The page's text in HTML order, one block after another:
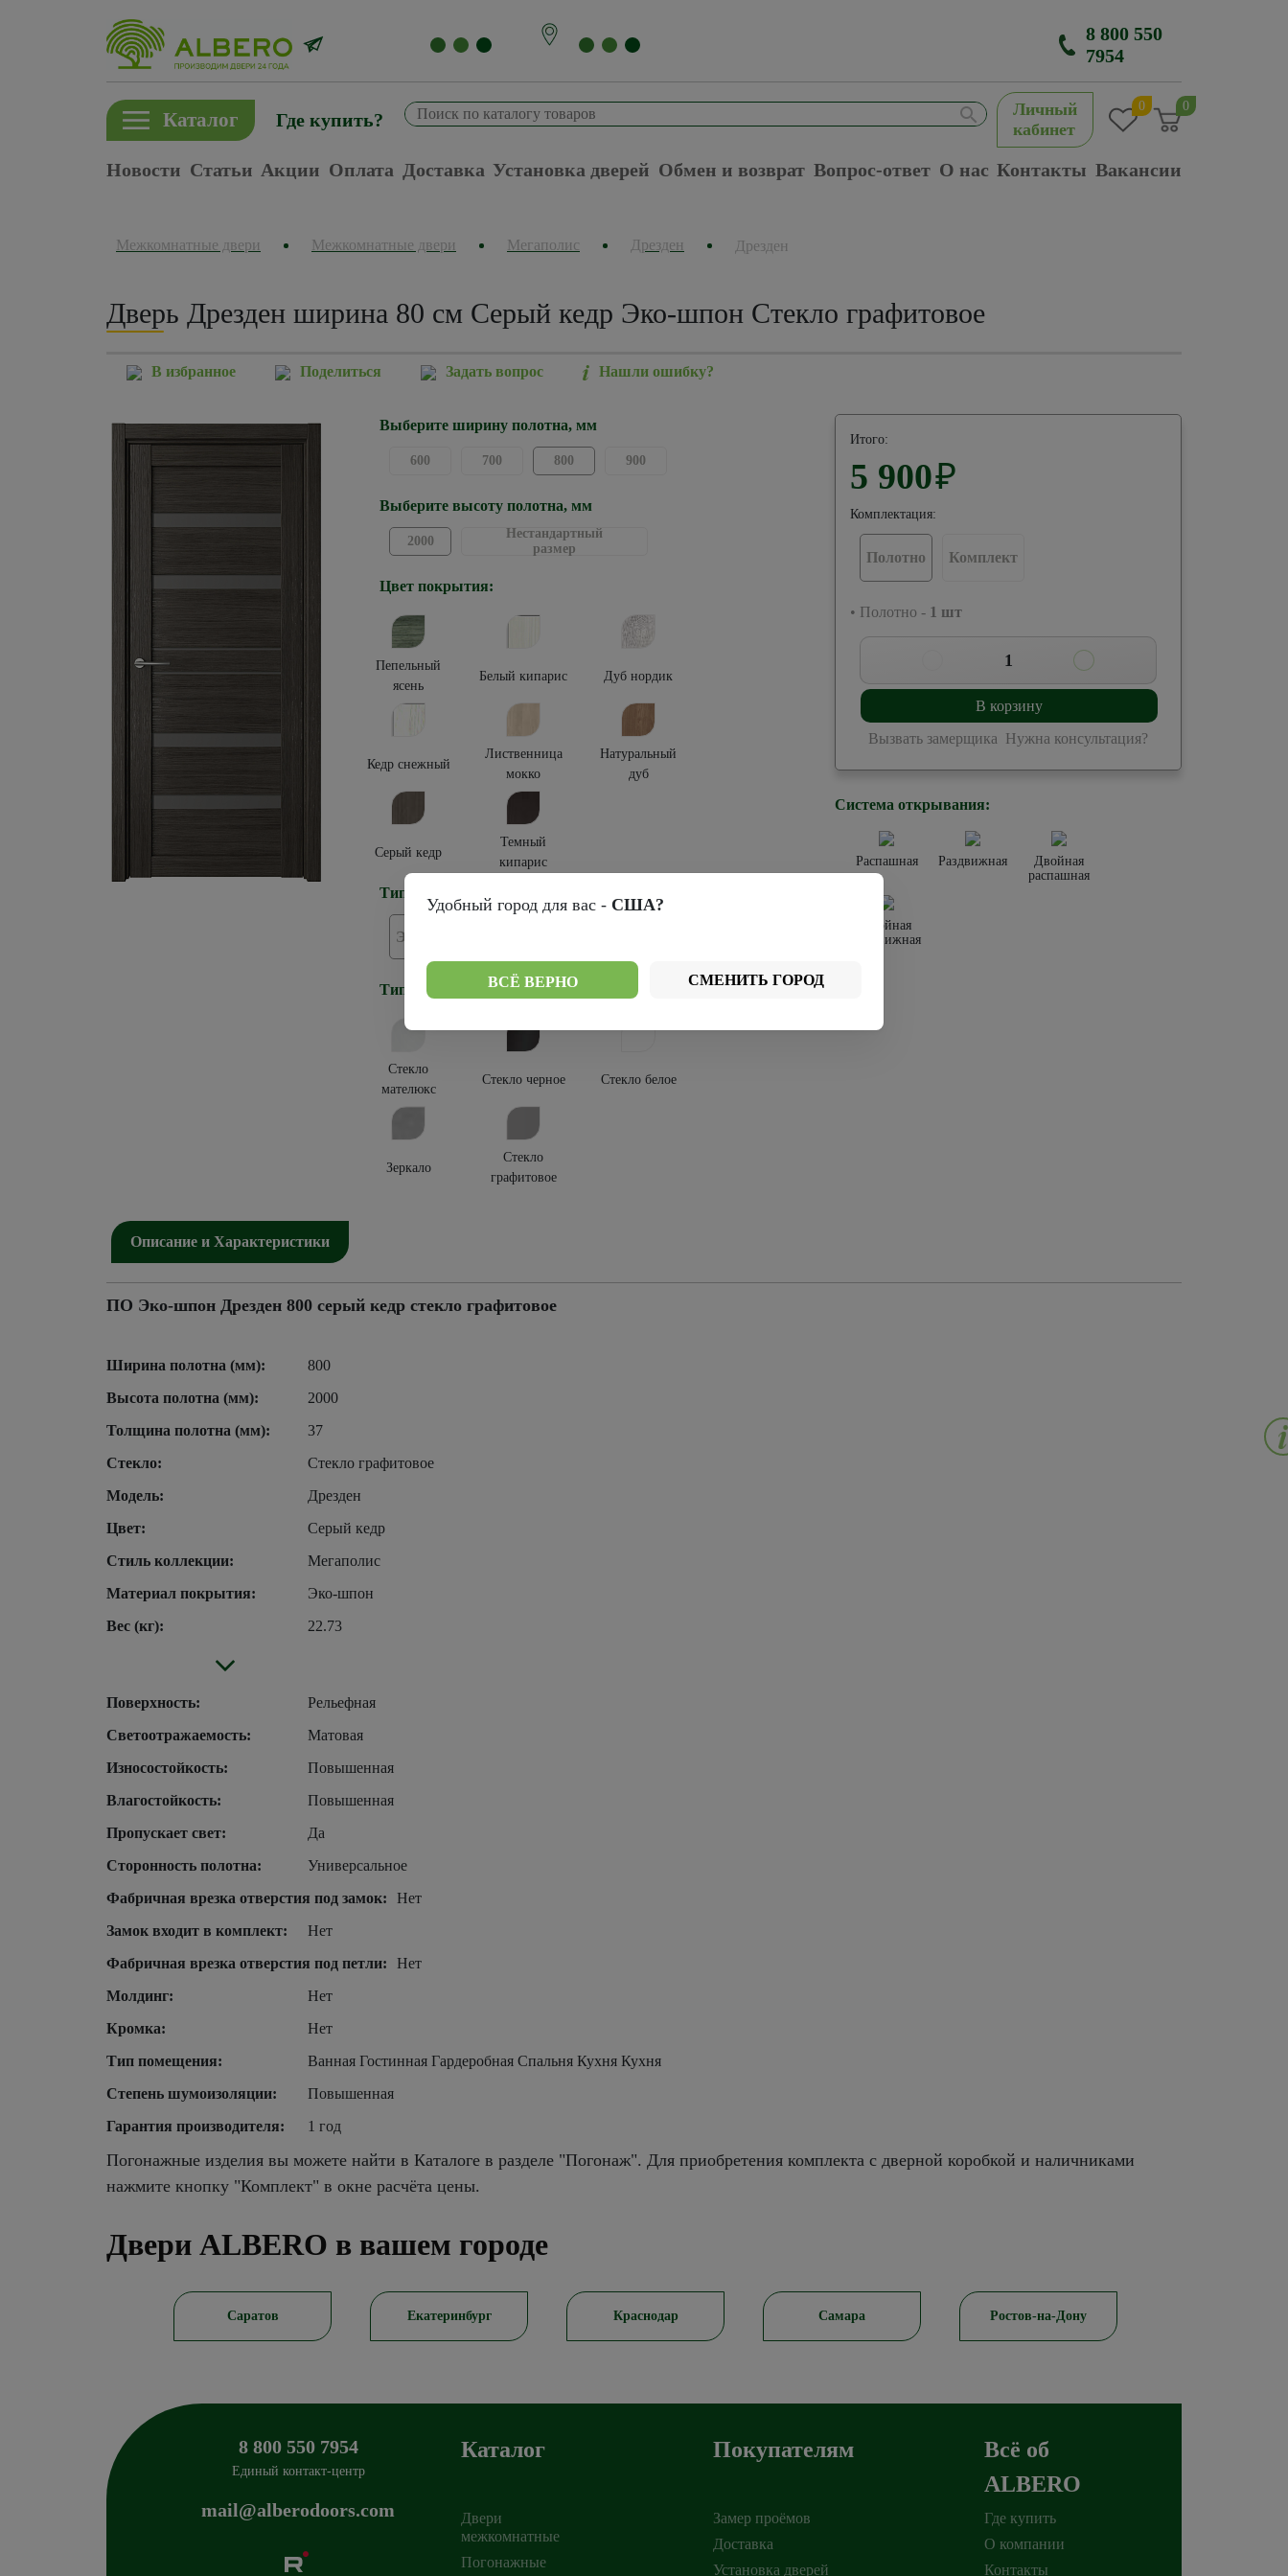
8 800 550
7954
Каталог Где купить?
Личный
кабинет
0 0
Новости Статьи Акции Оплата Доставка Установка дверей Обмен и возврат Вопрос-ответ О нас Контакты Вакансии
Межкомнатные двери Межкомнатные двери Мегаполис Дрезден Дрезден
Дверь Дрезден ширина 80 см Серый кедр Эко-шпон Стекло графитовое
В избранное Поделиться Задать вопрос Нашли ошибку?
Выберите ширину полотна, мм
600 700 800 900
Выберите высоту полотна, мм
2000
Нестандартный
размер
Цвет покрытия:
Пепельный
ясень
Белый кипарис Дуб нордик
Кедр снежный
Лиственница
мокко
Натуральный
дуб
Серый кедр
Темный
кипарис
Тип покрытия:
Эко-шпон
Тип остекления:
Стекло
мателюкс
Стекло черное Стекло белое
Зеркало
Стекло
графитовое
Итого:
5 900₽
Комплектация:
Полотно Комплект
• Полотно - 1 шт
1
В корзину
Вызвать замерщика Нужна консультация?
Система открывания:
Распашная Раздвижная
Двойная
распашная
Двойная
раздвижная
Описание и Характеристики
ПО Эко-шпон Дрезден 800 серый кедр стекло графитовое
Ширина полотна (мм):
800
Высота полотна (мм):
2000
Толщина полотна (мм):
37
Стекло:
Стекло графитовое
Модель:
Дрезден
Цвет:
Серый кедр
Стиль коллекции:
Мегаполис
Материал покрытия:
Эко-шпон
Вес (кг):
22.73
Поверхность:
Рельефная
Светоотражаемость:
Матовая
Износостойкость:
Повышенная
Влагостойкость:
Повышенная
Пропускает свет:
Да
Сторонность полотна:
Универсальное
Фабричная врезка отверстия под замок:
Нет
Замок входит в комплект:
Нет
Фабричная врезка отверстия под петли:
Нет
Молдинг:
Нет
Кромка:
Нет
Тип помещения:
Ванная Гостинная Гардеробная Спальня Кухня Кухня
Степень шумоизоляции:
Повышенная
Гарантия производителя:
1 год
Погонажные изделия вы можете найти в Каталоге в разделе "Погонаж". Для приобретения комплекта с дверной коробкой и наличниками
нажмите кнопку "Комплект" в окне расчёта цены.
Двери ALBERO в вашем городе
Екатеринбург Краснодар Самара Ростов-на-Дону Красноярск
8 800 550 7954
Единый контакт-центр
mail@alberodoors.com
Каталог
Двери
межкомнатные
Погонажные
Покупателям
Замер проёмов
Доставка
Установка дверей
Всё об
ALBERO
Где купить
О компании
Контакты
Удобный город для вас - США?
ВСЁ ВЕРНО СМЕНИТЬ ГОРОД